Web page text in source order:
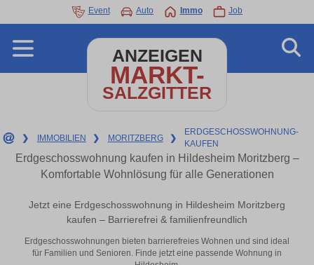
Event Auto Immo Job
ANZEIGEN
MARKT-
SALZGITTER
❯ IMMOBILIEN ❯ MORITZBERG ❯
ERDGESCHOSSWOHNUNG-
KAUFEN
Erdgeschosswohnung kaufen in Hildesheim Moritzberg –
Komfortable Wohnlösung für alle Generationen
Jetzt eine Erdgeschosswohnung in Hildesheim Moritzberg
kaufen – Barrierefrei & familienfreundlich
Erdgeschosswohnungen bieten barrierefreies Wohnen und sind ideal
für Familien und Senioren. Finde jetzt eine passende Wohnung in